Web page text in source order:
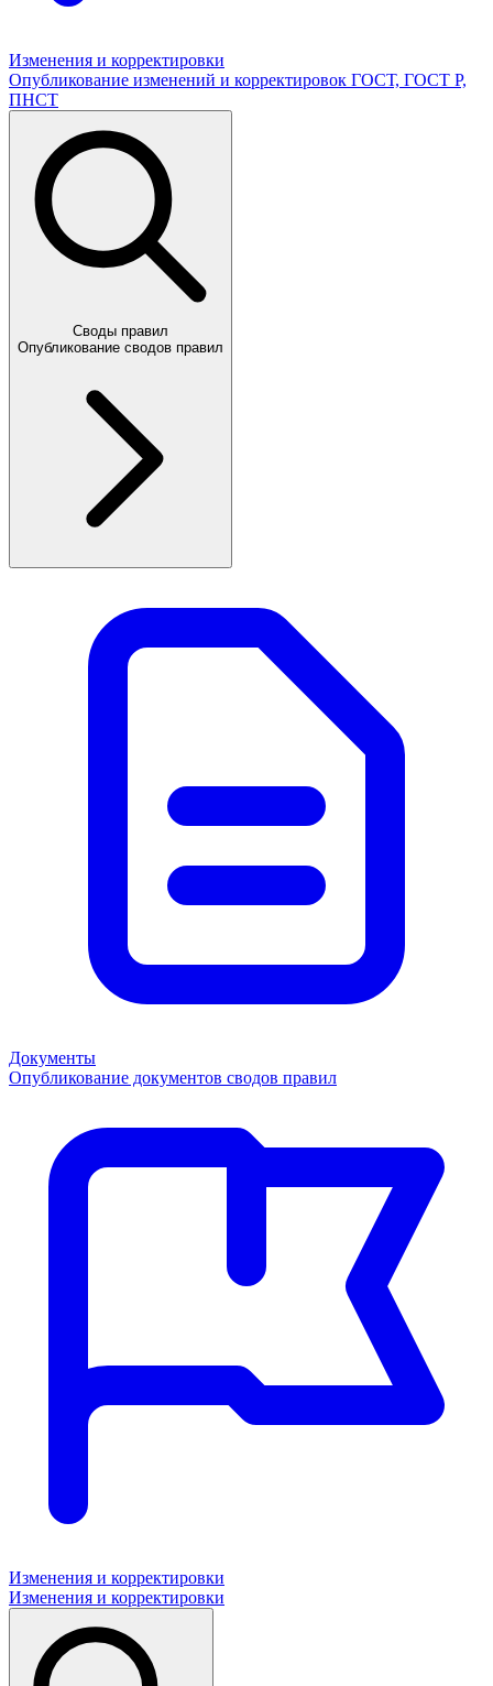
Изменения и корректировки
Опубликование изменений и корректировок ГОСТ, ГОСТ Р,
ПНСТ
Своды правил
Опубликование сводов правил
Документы
Опубликование документов сводов правил
Изменения и корректировки
Изменения и корректировки